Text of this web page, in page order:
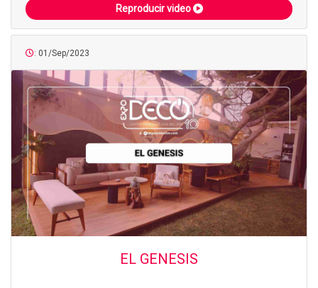
Reproducir video
: 01/Sep/2023
EL GENESIS